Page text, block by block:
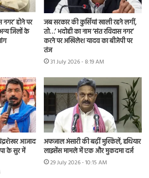
होने पर
जिलों के
जब सरकार की कुर्सियां खाली रहने लगीं,
तो…’ भदोही का नाम ‘संत रविदास नगर’
करने पर अखिलेश यादव का बीजेपी पर
तंज
31 July 2026 - 8:19 AM
आजाद
के सुर में
अफजाल अंसारी की बढ़ीं मुश्किलें, हथियार
लाइसेंस मामले में एक और मुकदमा दर्ज
29 July 2026 - 10:15 AM